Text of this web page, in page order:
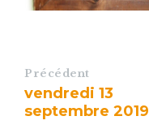
Précédent
vendredi 13
septembre 2019